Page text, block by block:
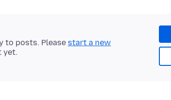
to posts. Please start a new
yet.